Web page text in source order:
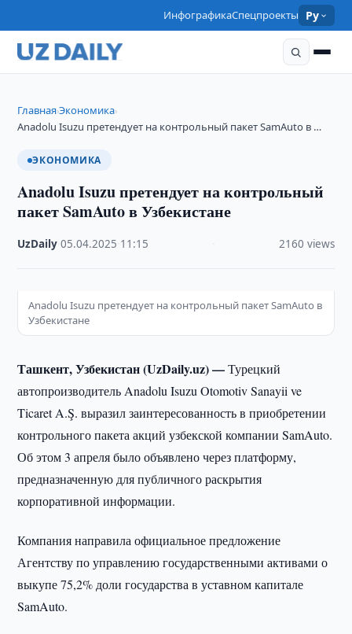
ИнфографикаСпецпроекты Ру
Главная›Экономика›
Anadolu Isuzu претендует на контрольный пакет SamAuto в …
ЭКОНОМИКА
Anadolu Isuzu претендует на контрольный
пакет SamAuto в Узбекистане
UzDaily ·05.04.2025 11:15 2160 views
Anadolu Isuzu претендует на контрольный пакет SamAuto в
Узбекистане
Ташкент, Узбекистан (UzDaily.uz) —Турецкий
автопроизводитель Anadolu Isuzu Otomotiv Sanayii ve
Ticaret A.Ş. выразил заинтересованность в приобретении
контрольного пакета акций узбекской компании SamAuto.
Об этом 3 апреля было объявлено через платформу,
предназначенную для публичного раскрытия
корпоративной информации.
Компания направила официальное предложение
Агентству по управлению государственными активами о
выкупе 75,2% доли государства в уставном капитале
SamAuto.